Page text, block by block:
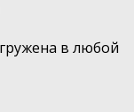
в любой